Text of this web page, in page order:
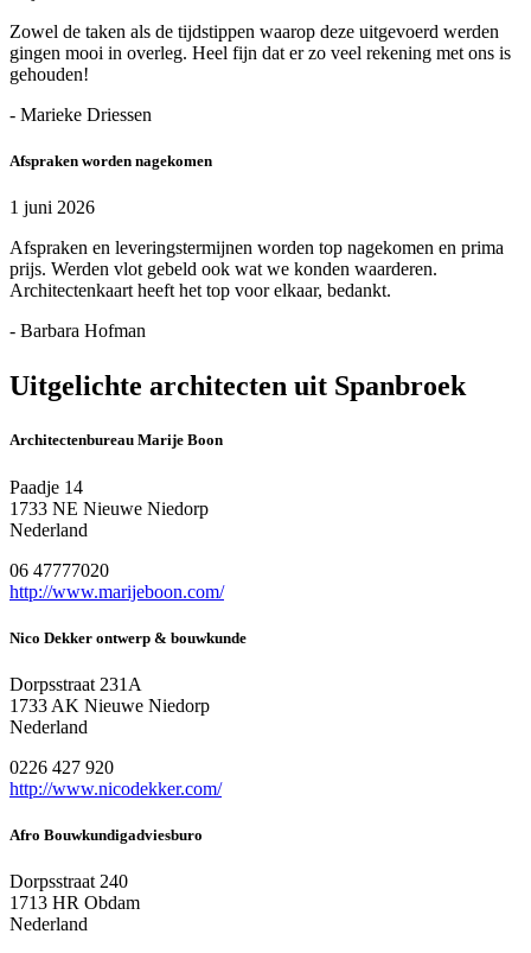
Zowel de taken als de tijdstippen waarop deze uitgevoerd werden
gingen mooi in overleg. Heel fijn dat er zo veel rekening met ons is
gehouden!
- Marieke Driessen
Afspraken worden nagekomen
1 juni 2026
Afspraken en leveringstermijnen worden top nagekomen en prima
prijs. Werden vlot gebeld ook wat we konden waarderen.
Architectenkaart heeft het top voor elkaar, bedankt.
- Barbara Hofman
Uitgelichte architecten uit Spanbroek
Architectenbureau Marije Boon
Paadje 14
1733 NE Nieuwe Niedorp
Nederland
06 47777020
http://www.marijeboon.com/
Nico Dekker ontwerp & bouwkunde
Dorpsstraat 231A
1733 AK Nieuwe Niedorp
Nederland
0226 427 920
http://www.nicodekker.com/
Afro Bouwkundigadviesburo
Dorpsstraat 240
1713 HR Obdam
Nederland